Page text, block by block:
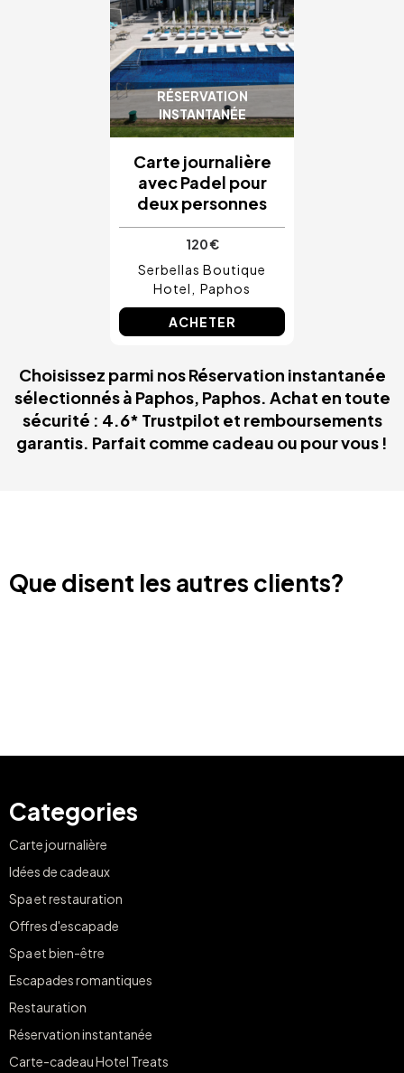
RÉSERVATION
INSTANTANÉE
Carte journalière
avec Padel pour
deux personnes
120 €
Serbellas Boutique
Hotel
Paphos
ACHETER
Choisissez parmi nos Réservation instantanée
sélectionnés à Paphos, Paphos. Achat en toute
sécurité : 4.6* Trustpilot et remboursements
garantis. Parfait comme cadeau ou pour vous !
Que disent les autres clients?
Categories
Carte journalière
Idées de cadeaux
Spa et restauration
Offres d'escapade
Spa et bien-être
Escapades romantiques
Restauration
Réservation instantanée
Carte-cadeau Hotel Treats